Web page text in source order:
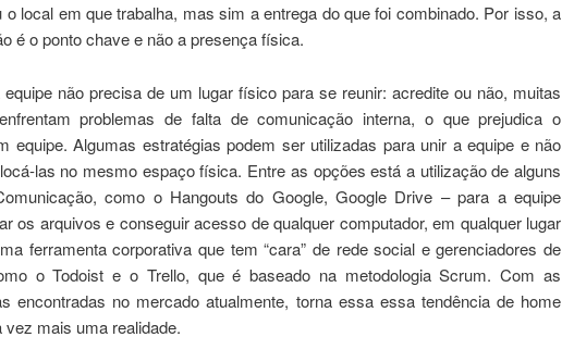
o local em que trabalha, mas sim a entrega do que foi combinado. Por isso, a
é o ponto chave e não a presença física.
não precisa de um lugar físico para se reunir: acredite ou não, muitas
problemas de falta de comunicação interna, o que prejudica o
equipe. Algumas estratégias podem ser utilizadas para unir a equipe e não
las no mesmo espaço física. Entre as opções está a utilização de alguns
como o Hangouts do Google, Google Drive – para a equipe
os arquivos e conseguir acesso de qualquer computador, em qualquer lugar
ferramenta corporativa que tem “cara” de rede social e gerenciadores de
o Todoist e o Trello, que é baseado na metodologia Scrum. Com as
encontradas no mercado atualmente, torna essa essa tendência de home
vez mais uma realidade.